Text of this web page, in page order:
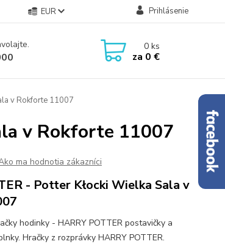
EUR Prihlásenie
0ks
za 0 €
v Rokforte 11007
v Rokforte 11007
ma hodnotia zákazníci
- Potter Kłocki Wielka Sala v
hodinky - HARRY POTTER postavičky a
Hračky z rozprávky HARRY POTTER.